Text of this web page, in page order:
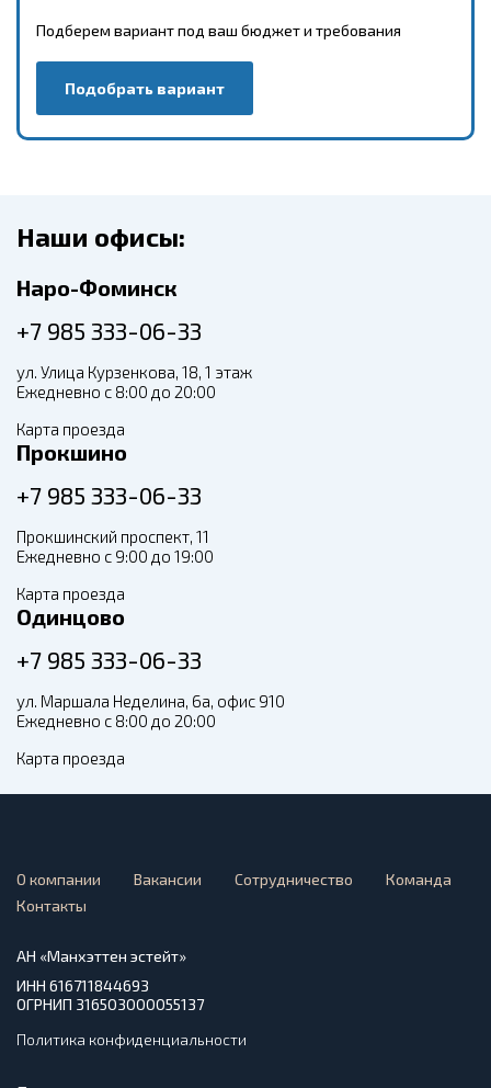
Подберем вариант под ваш бюджет и требования
Подобрать вариант
Наши офисы:
Наро-Фоминск
+7 985 333-06-33
ул. Улица Курзенкова, 18, 1 этаж
Ежедневно с 8:00 до 20:00
Карта проезда
Прокшино
+7 985 333-06-33
Прокшинский проспект, 11
Ежедневно с 9:00 до 19:00
Карта проезда
Одинцово
+7 985 333-06-33
ул. Маршала Неделина, 6а, офис 910
Ежедневно с 8:00 до 20:00
Карта проезда
О компании Вакансии Сотрудничество
Команда
Контакты
АН «Манхэттен эстейт»
ИНН 616711844693
ОГРНИП 316503000055137
Политика конфиденциальности